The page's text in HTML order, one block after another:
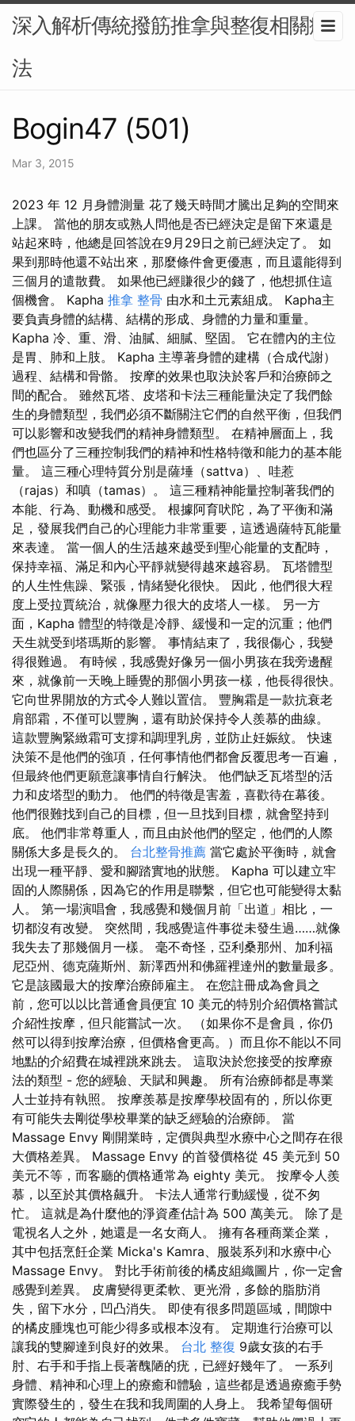
深入解析傳統撥筋推拿與整復相關療
法
Bogin47 (501)
Mar 3, 2015
2023 年 12 月身體測量 花了幾天時間才騰出足夠的空間來
上課。 當他的朋友或熟人問他是否已經決定是留下來還是
站起來時，他總是回答說在9月29日之前已經決定了。 如
果到那時他還不站出來，那麼條件會更優惠，而且還能得到
三個月的遣散費。 如果他已經賺很少的錢了，他想抓住這
個機會。 Kapha 推拿 整骨 由水和土元素組成。 Kapha主
要負責身體的結構、結構的形成、身體的力量和重量。
Kapha 冷、重、滑、油膩、細膩、堅固。 它在體內的主位
是胃、肺和上肢。 Kapha 主導著身體的建構（合成代謝）
過程、結構和骨骼。 按摩的效果也取決於客戶和治療師之
間的配合。 雖然瓦塔、皮塔和卡法三種能量決定了我們餘
生的身體類型，我們必須不斷關注它們的自然平衡，但我們
可以影響和改變我們的精神身體類型。 在精神層面上，我
們也區分了三種控制我們的精神和性格特徵和能力的基本能
量。 這三種心理特質分別是薩埵（sattva）、哇惹
（rajas）和嗔（tamas）。 這三種精神能量控制著我們的
本能、行為、動機和感受。 根據阿育吠陀，為了平衡和滿
足，發展我們自己的心理能力非常重要，這透過薩特瓦能量
來表達。 當一個人的生活越來越受到聖心能量的支配時，
保持幸福、滿足和內心平靜就變得越來越容易。 瓦塔體型
的人生性焦躁、緊張，情緒變化很快。 因此，他們很大程
度上受拉賈統治，就像壓力很大的皮塔人一樣。 另一方
面，Kapha 體型的特徵是冷靜、緩慢和一定的沉重；他們
天生就受到塔瑪斯的影響。 事情結束了，我很傷心，我變
得很難過。 有時候，我感覺好像另一個小男孩在我旁邊醒
來，就像前一天晚上睡覺的那個小男孩一樣，他長得很快。
它向世界開放的方式令人難以置信。 豐胸霜是一款抗衰老
肩部霜，不僅可以豐胸，還有助​​於保持令人羨慕的曲線。
這款豐胸緊緻霜可支撐和調理乳房，並防止妊娠紋。 快速
決策不是他們的強項，任何事情他們都會反覆思考一百遍，
但最終他們更願意讓事情自行解決。 他們缺乏瓦塔型的活
力和皮塔型的動力。 他們的特徵是害羞，喜歡待在幕後。
他們很難找到自己的目標，但一旦找到目標，就會堅持到
底。 他們非常尊重人，而且由於他們的堅定，他們的人際
關係大多是長久的。 台北整骨推薦 當它處於平衡時，就會
出現一種平靜、愛和腳踏實地的狀態。 Kapha 可以建立牢
固的人際關係，因為它的作用是聯繫，但它也可能變得太黏
人。 第一場演唱會，我感覺和幾個月前「出道」相比，一
切都沒有改變。 突然間，我感覺這件事從未發生過……就像
我失去了那幾個月一樣。 毫不奇怪，亞利桑那州、加利福
尼亞州、德克薩斯州、新澤西州和佛羅裡達州的數量最多。
它是該國最大的按摩治療師雇主。 在您註冊成為會員之
前，您可以以比普通會員便宜 10 美元的特別介紹價格嘗試
介紹性按摩，但只能嘗試一次。 （如果你不是會員，你仍
然可以得到按摩治療，但價格會更高。）而且你不能以不同
地點的介紹費在城裡跳來跳去。 這取決於您接受的按摩療
法的類型 - 您的經驗、天賦和興趣。 所有治療師都是專業
人士並持有執照。 按摩羨慕是按摩學校固有的，所以你更
有可能失去剛從學校畢業的缺乏經驗的治療師。 當
Massage Envy 剛開業時，定價與典型水療中心之間存在很
大價格差異。 Massage Envy 的首發價格從 45 美元到 50
美元不等，而客廳的價格通常為 eighty 美元。 按摩令人羨
慕，以至於其價格飆升。 卡法人通常行動緩慢，從不匆
忙。 這就是為什麼他的淨資產估計為 500 萬美元。 除了是
電視名人之外，她還是一名女商人。 擁有各種商業企業，
其中包括烹飪企業 Micka's Kamra、服裝系列和水療中心
Massage Envy。 對比手術前後的橘皮組織圖片，你一定會
感覺到差異。 皮膚變得更柔軟、更光滑，多餘的脂肪消
失，留下水分，凹凸消失。 即使有很多問題區域，間隙中
的橘皮腫塊也可能少得多或根本沒有。 定期進行治療可以
讓我的雙腳達到良好的效果。 台北 整復 9歲女孩的右手
肘、右手和手指上長著醜陋的疣，已經好幾年了。 一系列
身體、精神和心理上的療癒和體驗，這些都是透過療癒手勢
實際發生的，發生在我和我周圍的人身上。 我希望每個研